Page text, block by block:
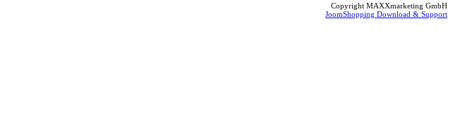
Copyright MAXXmarketing GmbH
JoomShopping Download & Support